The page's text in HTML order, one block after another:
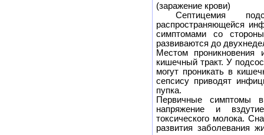
(заражение крови)
Септицемия
распространяющейся
симптомами со
развиваются до
Местом проникновения
кишечный тракт. У
могут проникать в
сепсису приводят
пупка.
Первичные симптомы
напряжение и
токсического молока.
развития заболевания